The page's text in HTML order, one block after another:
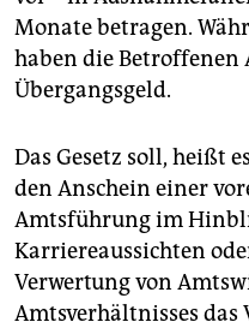
Monate betragen.
haben die Betroffenen
Übergangsgeld.
Das Gesetz soll, heißt
den Anschein einer
Amtsführung im
Karriereaussichten
Verwertung von
Amtsverhältnisses das